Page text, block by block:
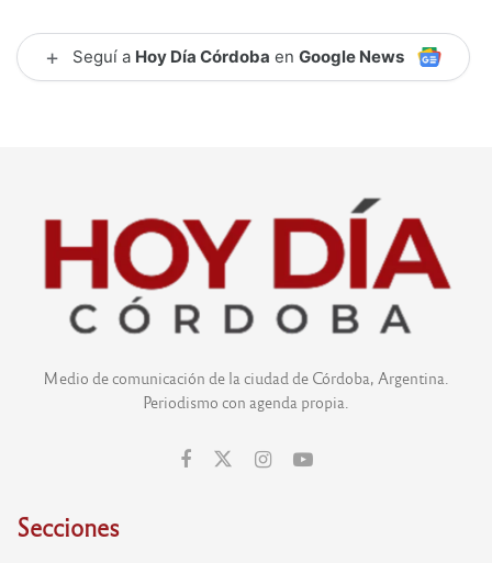
+ Seguí a Hoy Día Córdoba en Google News
Medio de comunicación de la ciudad de Córdoba, Argentina.
Periodismo con agenda propia.
Secciones